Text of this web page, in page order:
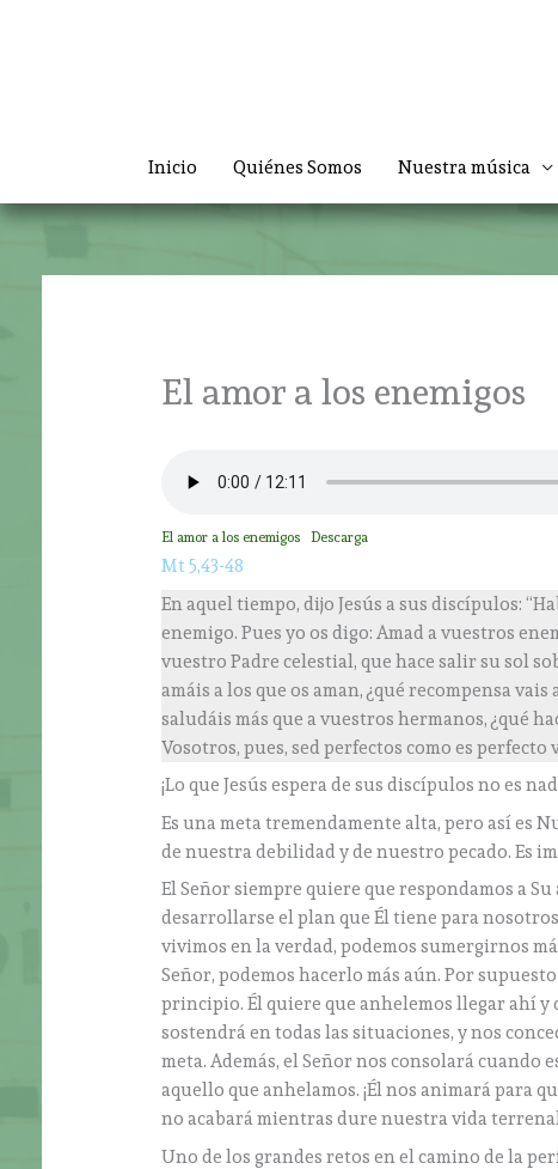
Inicio Quiénes Somos Nuestra música
El amor a los enemigos
El amor a los enemigos Descarga
Mt 5,43-48
En aquel tiempo, dijo Jesús a sus discípulos:
enemigo. Pues yo os digo: Amad a vuestros
vuestro Padre celestial, que hace salir su sol
amáis a los que os aman, ¿qué recompensa
saludáis más que a vuestros hermanos, ¿qué
Vosotros, pues, sed perfectos como es perfecto
¡Lo que Jesús espera de sus discípulos no es
Es una meta tremendamente alta, pero así es
de nuestra debilidad y de nuestro pecado. Es
El Señor siempre quiere que respondamos a
desarrollarse el plan que Él tiene para
vivimos en la verdad, podemos sumergirnos
Señor, podemos hacerlo más aún. Por
principio. Él quiere que anhelemos llegar ahí y
sostendrá en todas las situaciones, y nos
meta. Además, el Señor nos consolará cuando
aquello que anhelamos. ¡Él nos animará para
no acabará mientras dure nuestra vida
Uno de los grandes retos en el camino de la